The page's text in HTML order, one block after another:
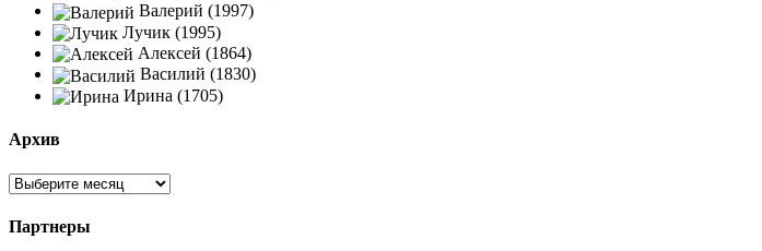
Валерий (1997)
Лучик (1995)
Алексей (1864)
Василий (1830)
Ирина (1705)
Архив
Партнеры